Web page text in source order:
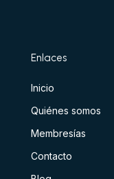
Enlaces
Inicio
Quiénes somos
Membresías
Contacto